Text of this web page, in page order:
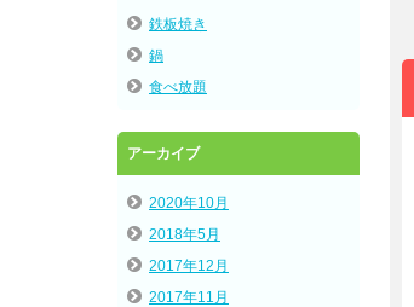
鉄板焼き
鍋
食べ放題
アーカイブ
2020年10月
2018年5月
2017年12月
2017年11月